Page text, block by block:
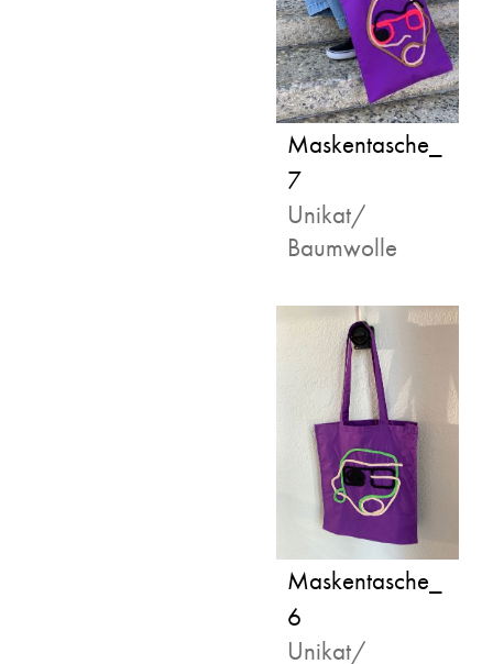
Maskentasche_
7
Unikat/
Baumwolle
Maskentasche_
6
Unikat/